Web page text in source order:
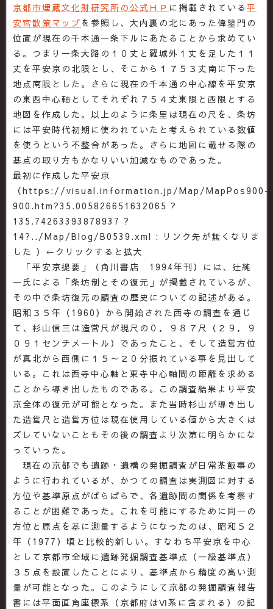
京都市埋蔵文化財研究所の公式ＨＰ に掲載されている 平
安宮散策マップ を参照し、大内裏の北にあった偉鑒門の
位置が現在の千本通一条下ルにあたることから求めてい
る。つまり一条大路の１０丈と羅城外１丈を足した１１
丈を平安京の北限とし、そこから１７５３丈南に下った
地点南限とした。さらに現在の千本通の中心線を平安京
の東西中心軸としてそれぞれ７５４丈東限と西限とする
地図を作成した。以上のように条里は現在の尺を、条坊
には平安時代初期に使われていたと考えられている数値
を使うという不整合があった。さらに地図に載せる際の
基点の取り方もかなりいい加減なものであった。
最初に作成した平安京
（https://visual.information.jp/Map/MapPos900-
900.htm?35.005826651632065 ?
135.74263393878937 ?
14?../Map/Blog/B0539.xml : リンク先が無くなりま
した ）←クリックすると拡大
「平安京提要」（角川書店 1994年刊）には、辻純
一氏による「条坊制とその復元」が掲載されているが、
その中で条坊復元の調査の歴史についての記述がある。
昭和３５年（1960）から開始された西寺の調査を通じ
て、杉山信三は造営尺が現尺の０．９８７尺（２９．９
０９１センチメートル）であったこと、そして造営方位
が真北から西側に１５～２０分振れている事を見出して
いる。これは西寺中心軸と東寺中心軸間の距離を求める
ことから導き出したものである。この調査結果より平安
京全体の復元が可能となった。また当時杉山が導き出し
た造営尺と造営方位は現在使用している値から大きくは
ズレていないこともその後の調査より次第に明らかにな
っていった。
現在の京都でも遺跡・遺構の発掘調査が日常茶飯事の
ように行われているが、かつての調査は実測図に対する
方位や基準原点がばらばらで、各遺跡間の関係を考察す
ることが困難であった。これを可能にするために同一の
方位と原点を基に測量するようになったのは、昭和５２
年（1977）頃と比較的新しい。すなわち平安京を中心
として京都市全域に遺跡発掘調査基準点（一級基準点）
３５点を設置したことにより、基準点から精度の高い測
量が可能となった。このようにして京都の発掘調査報告
書には平面直角座標系（京都府はⅥ系に含まれる）の記